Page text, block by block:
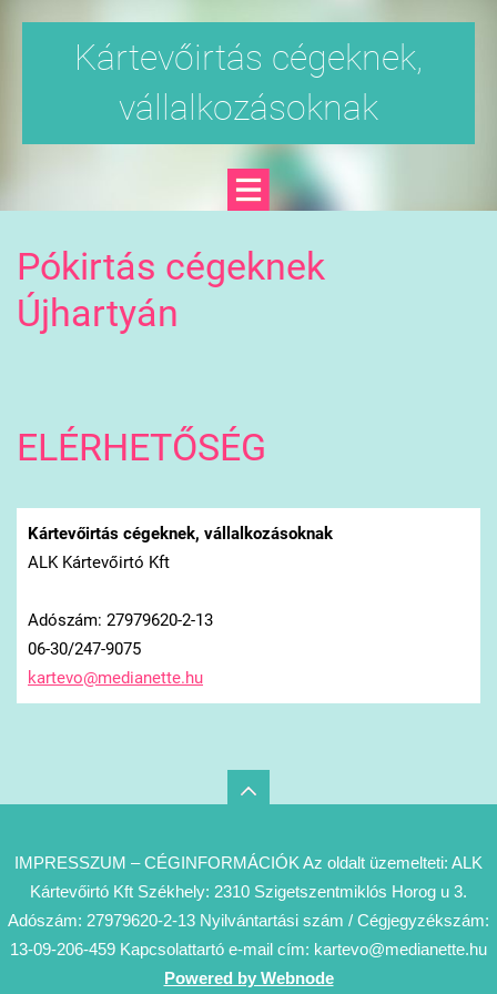
Kártevőirtás cégeknek,
vállalkozásoknak
Pókirtás cégeknek
Újhartyán
ELÉRHETŐSÉG
Kártevőirtás cégeknek, vállalkozásoknak
ALK Kártevőirtó Kft
Adószám: 27979620-2-13
06-30/247-9075
kartevo@medianette.hu
IMPRESSZUM – CÉGINFORMÁCIÓK Az oldalt üzemelteti: ALK
Kártevőirtó Kft Székhely: 2310 Szigetszentmiklós Horog u 3.
Adószám: 27979620-2-13 Nyilvántartási szám / Cégjegyzékszám:
13-09-206-459 Kapcsolattartó e-mail cím: kartevo@medianette.hu
Powered by Webnode